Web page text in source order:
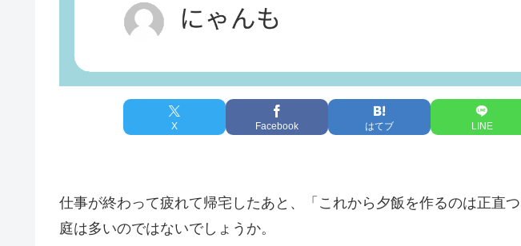
X Facebook はてブ LINE
仕事が終わって疲れて帰宅したあと、「これから夕飯を作るのは正直
庭は多いのではないでしょうか。